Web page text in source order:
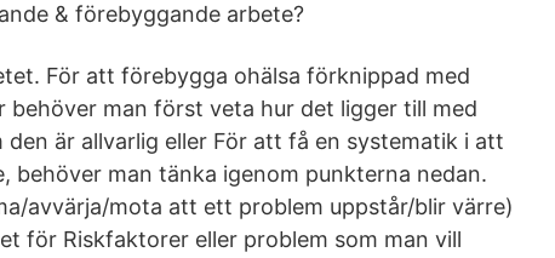
& förebyggande arbete?
För att förebygga ohälsa förknippad med
behöver man först veta hur det ligger till med
är allvarlig eller För att få en systematik i att
behöver man tänka igenom punkterna nedan.
avvärja/mota att ett problem uppstår/blir värre)
för Riskfaktorer eller problem som man vill